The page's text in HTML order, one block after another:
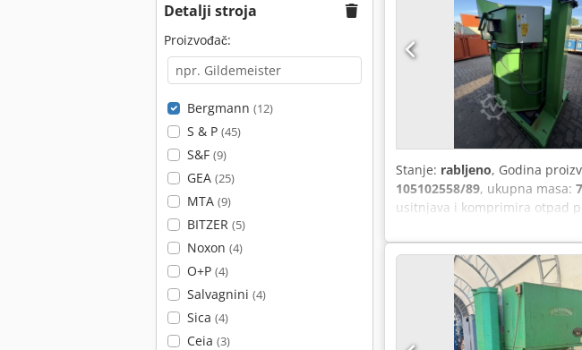
Detalji stroja
Proizvođač:
Bergmann (12)
S & P (45)
S&F (9)
GEA (25)
MTA (9)
BITZER (5)
Noxon (4)
O+P (4)
Salvagnini (4)
Sica (4)
Ceia (3)
Stanje: rabljeno, Godina
105102558/89, ukupna masa:
usitnjava i komprimira otpad
Kompresija se postiže
materijal za punjenje pod
prozirnoj PE vreći. Postaja
prostorijama. Također je
jednostavna je za korištenje.
za održavanje.